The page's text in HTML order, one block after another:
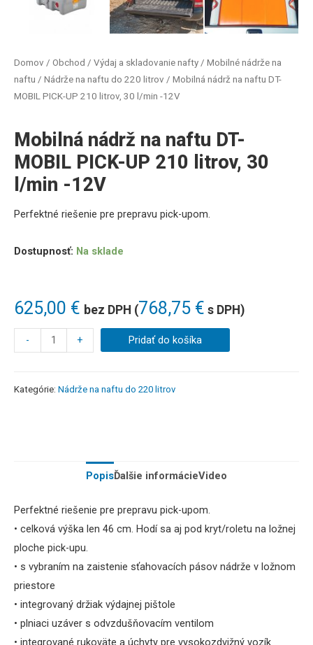
Domov / Obchod / Výdaj a skladovanie nafty / Mobilné nádrže na
naftu / Nádrže na naftu do 220 litrov / Mobilná nádrž na naftu DT-
MOBIL PICK-UP 210 litrov, 30 l/min -12V
Mobilná nádrž na naftu DT-
MOBIL PICK-UP 210 litrov, 30
l/min -12V
625,00 € bez DPH (768,75 € s DPH)
Perfektné riešenie pre prepravu pick-upom.
Dostupnosť: Na sklade
- + Pridať do košíka
Kategórie: Nádrže na naftu do 220 litrov
PopisĎalšie informácieVideo
Perfektné riešenie pre prepravu pick-upom.
• celková výška len 46 cm. Hodí sa aj pod kryt/roletu na ložnej
ploche pick-upu.
• s vybraním na zaistenie sťahovacích pásov nádrže v ložnom
priestore
• integrovaný držiak výdajnej pištole
• plniaci uzáver s odvzdušňovacím ventilom
• integrované rukoväte a úchyty pre vysokozdvižný vozík